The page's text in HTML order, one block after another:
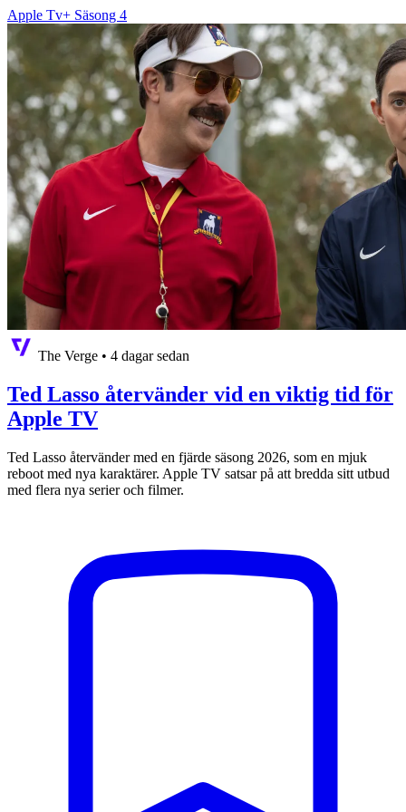
Apple Tv+ Säsong 4
The Verge • 4 dagar sedan
Ted Lasso återvänder vid en viktig tid för
Apple TV
Ted Lasso återvänder med en fjärde säsong 2026, som en mjuk
reboot med nya karaktärer. Apple TV satsar på att bredda sitt utbud
med flera nya serier och filmer.